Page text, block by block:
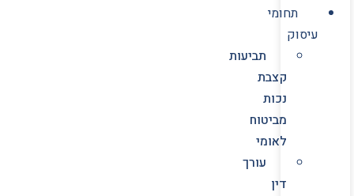
תחומי
עיסוק
תביעות
קצבת
נכות
מביטוח
לאומי
עורך
דין